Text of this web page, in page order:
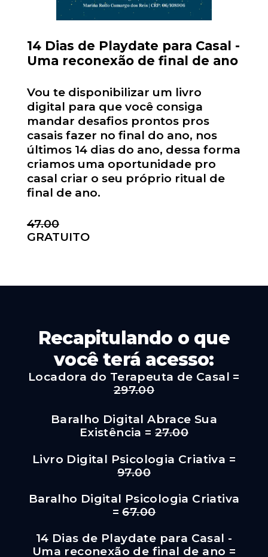
14 Dias de Playdate para Casal -
Uma reconexão de final de ano
Vou te disponibilizar um livro
digital para que você consiga
mandar desafios prontos pros
casais fazer no final do ano, nos
últimos 14 dias do ano, dessa forma
criamos uma oportunidade pro
casal criar o seu próprio ritual de
final de ano.
47.00
GRATUITO
Recapitulando o que
você terá acesso:
Locadora do Terapeuta de Casal =
297.00
Baralho Digital Abrace Sua
Existência =27.00
Livro Digital Psicologia Criativa =
97.00
Baralho Digital Psicologia Criativa
=67.00
14 Dias de Playdate para Casal -
Uma reconexão de final de ano​ =